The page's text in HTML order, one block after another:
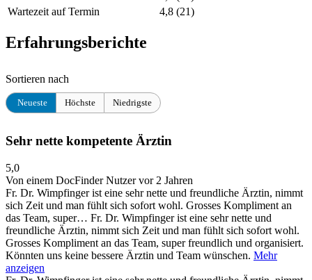
Wartezeit auf Termin
4,8 (21)
Erfahrungsberichte
Sortieren nach
Neueste Höchste Niedrigste
Sehr nette kompetente Ärztin
5,0
Von einem DocFinder Nutzervor 2 Jahren
Fr. Dr. Wimpfinger ist eine sehr nette und freundliche Ärztin, nimmt
sich Zeit und man fühlt sich sofort wohl. Grosses Kompliment an
das Team, super… Fr. Dr. Wimpfinger ist eine sehr nette und
freundliche Ärztin, nimmt sich Zeit und man fühlt sich sofort wohl.
Grosses Kompliment an das Team, super freundlich und organisiert.
Könnten uns keine bessere Ärztin und Team wünschen. Mehr
anzeigen